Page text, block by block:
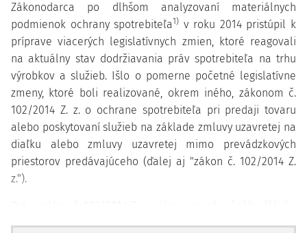
Zákonodarca po dlhšom analyzovaní materiálnych
podmienok ochrany spotrebiteľa1) v roku 2014 pristúpil k
príprave viacerých legislatívnych zmien, ktoré reagovali
na aktuálny stav dodržiavania práv spotrebiteľa na trhu
výrobkov a služieb. Išlo o pomerne početné legislatívne
zmeny, ktoré boli realizované, okrem iného, zákonom č.
102/2014 Z. z. o ochrane spotrebiteľa pri predaji tovaru
alebo poskytovaní služieb na základe zmluvy uzavretej na
diaľku alebo zmluvy uzavretej mimo prevádzkových
priestorov predávajúceho (ďalej aj "zákon č. 102/2014 Z.
z.").
VIII, ktorým bol novelizovaný zákon č. 250/2007 Z. z. o